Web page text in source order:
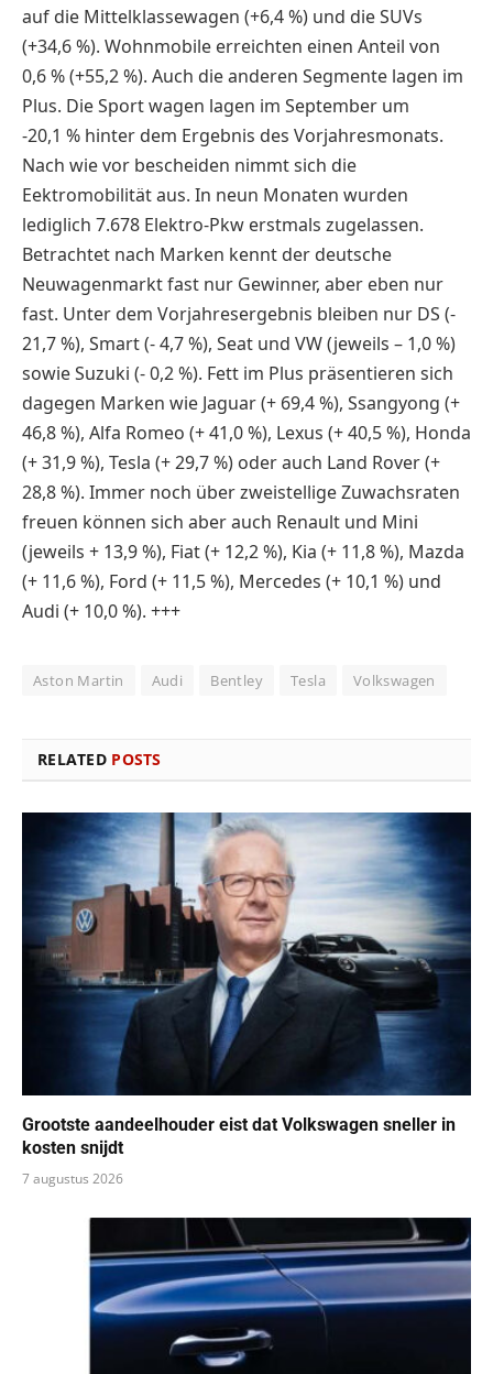
auf die Mittelklassewagen (+6,4 %) und die SUVs
(+34,6 %). Wohnmobile erreichten einen Anteil von
0,6 % (+55,2 %). Auch die anderen Segmente lagen im
Plus. Die Sport wagen lagen im September um
-20,1 % hinter dem Ergebnis des Vorjahresmonats.
Nach wie vor bescheiden nimmt sich die
Eektromobilität aus. In neun Monaten wurden
lediglich 7.678 Elektro-Pkw erstmals zugelassen.
Betrachtet nach Marken kennt der deutsche
Neuwagenmarkt fast nur Gewinner, aber eben nur
fast. Unter dem Vorjahresergebnis bleiben nur DS (-
21,7 %), Smart (- 4,7 %), Seat und VW (jeweils – 1,0 %)
sowie Suzuki (- 0,2 %). Fett im Plus präsentieren sich
dagegen Marken wie Jaguar (+ 69,4 %), Ssangyong (+
46,8 %), Alfa Romeo (+ 41,0 %), Lexus (+ 40,5 %), Honda
(+ 31,9 %), Tesla (+ 29,7 %) oder auch Land Rover (+
28,8 %). Immer noch über zweistellige Zuwachsraten
freuen können sich aber auch Renault und Mini
(jeweils + 13,9 %), Fiat (+ 12,2 %), Kia (+ 11,8 %), Mazda
(+ 11,6 %), Ford (+ 11,5 %), Mercedes (+ 10,1 %) und
Audi (+ 10,0 %). +++
Aston Martin Audi Bentley Tesla Volkswagen
RELATED POSTS
Grootste aandeelhouder eist dat Volkswagen sneller in
kosten snijdt
7 augustus 2026